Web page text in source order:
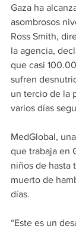
Gaza ha
asombrosos
Ross Smith,
la agencia,
que casi
sufren
un tercio de la
varios días
MedGlobal,
que trabaja en
niños de hasta
muerto de
días.
“Este es un